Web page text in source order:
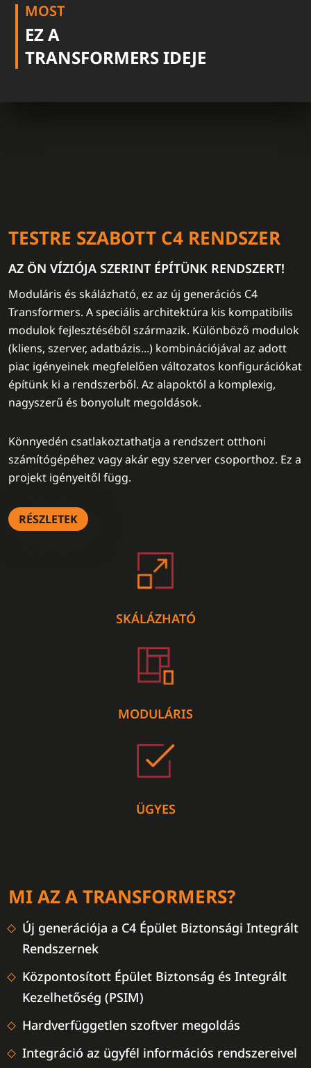
MOST
EZ A
TRANSFORMERS IDEJE
TESTRE SZABOTT C4 RENDSZER
AZ ÖN VÍZIÓJA SZERINT ÉPÍTÜNK RENDSZERT!
Moduláris és skálázható, ez az új generációs C4
Transformers. A speciális architektúra kis kompatibilis
modulok fejlesztéséből származik. Különböző modulok
(kliens, szerver, adatbázis...) kombinációjával az adott
piac igényeinek megfelelően változatos konfigurációkat
építünk ki a rendszerből. Az alapoktól a komplexig,
nagyszerű és bonyolult megoldások.
Könnyedén csatlakoztathatja a rendszert otthoni
számítógépéhez vagy akár egy szerver csoporthoz. Ez a
projekt igényeitől függ.
RÉSZLETEK
SKÁLÁZHATÓ
MODULÁRIS
ÜGYES
MI AZ A TRANSFORMERS?
Új generációja a C4 Épület Biztonsági Integrált
Rendszernek
Központosított Épület Biztonság és Integrált
Kezelhetőség (PSIM)
Hardverfüggetlen szoftver megoldás
Integráció az ügyfél információs rendszereivel